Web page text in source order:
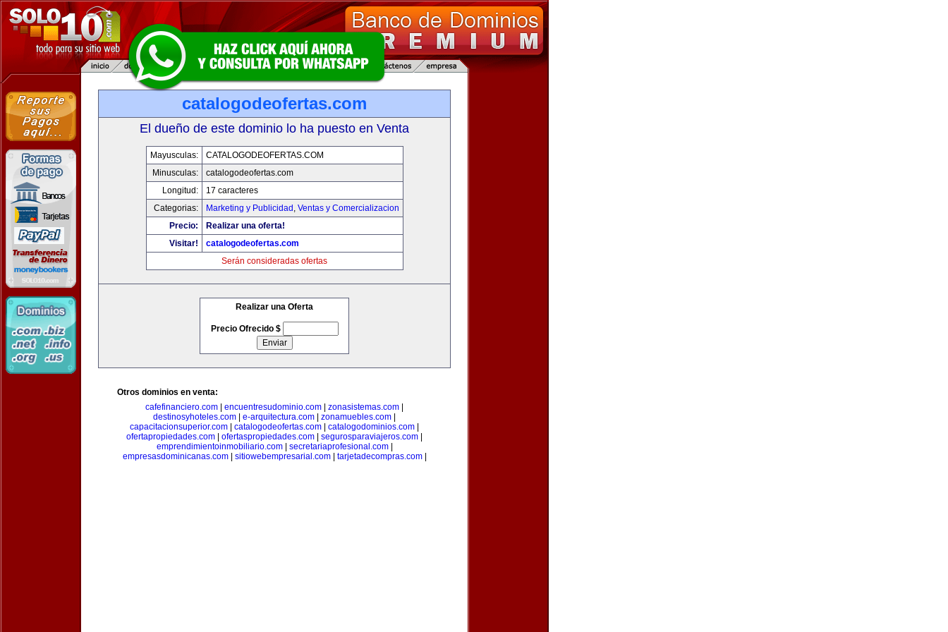
catalogodeofertas.com
El dueño de este dominio lo ha puesto en Venta
Mayusculas:
CATALOGODEOFERTAS.COM
Minusculas:
catalogodeofertas.com
Longitud:
17 caracteres
Categorias:
Marketing y Publicidad , Ventas y Comercializacion
Precio:
Realizar una oferta!
Visitar!
catalogodeofertas.com
Serán consideradas ofertas
Realizar una Oferta
Precio Ofrecido $
Otros dominios en venta:
cafefinanciero.com
encuentresudominio.com zonasistemas.com
destinosyhoteles.com
e-arquitectura.com zonamuebles.com
capacitacionsuperior.com
catalogodeofertas.com catalogodominios.com
ofertapropiedades.com
ofertaspropiedades.com segurosparaviajeros.com
emprendimientoinmobiliario.com| secretariaprofesional.com|
empresasdominicanas.com| sitiowebempresarial.com| tarjetadecompras.com|